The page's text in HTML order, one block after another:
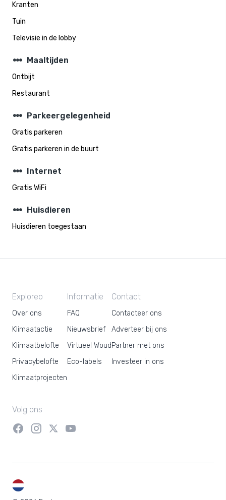
Kranten
Tuin
Televisie in de lobby
steppers Maaltijden
Ontbijt
Restaurant
steppers Parkeergelegenheid
Gratis parkeren
Gratis parkeren in de buurt
steppers Internet
Gratis WiFi
steppers Huisdieren
Huisdieren toegestaan
Exploreo
Over ons
Klimaatactie
Klimaatbelofte
Privacybelofte
Klimaatprojecten
Informatie
FAQ
Nieuwsbrief
Virtueel Woud
Eco-labels
Contact
Contacteer ons
Adverteer bij ons
Partner met ons
Investeer in ons
Volg ons